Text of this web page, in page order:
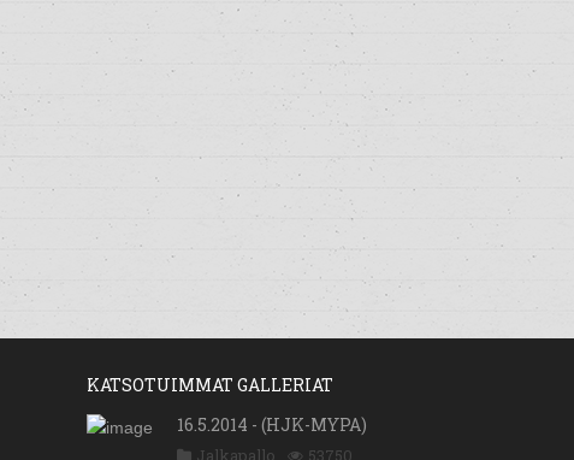
KATSOTUIMMAT GALLERIAT
16.5.2014 - (HJK-MYPA)
Jalkapallo 53750